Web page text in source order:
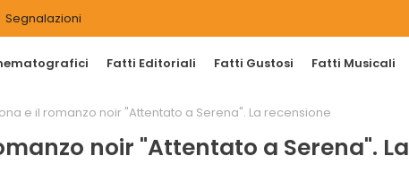
Segnalazioni
Fatti Editoriali Fatti Gustosi Fatti Musicali
e il romanzo noir "Attentato a Serena". La recensione
noir "Attentato a Serena". La